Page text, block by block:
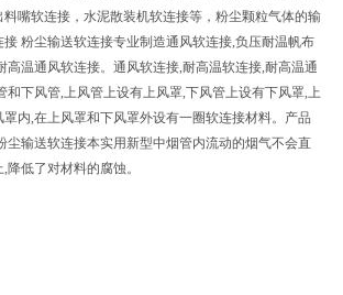
嘴软连接，水泥散装机软连接等，粉尘颗粒气体的输
粉尘输送软连接专业制造通风软连接,负压耐温帆布
高温通风软连接。通风软连接,耐高温软连接,耐高温通
和下风管,上风管上设有上风罩,下风管上设有下风罩,上
罩内,在上风罩和下风罩外设有一圈软连接材料。产品
尘输送软连接本实用新型中烟管内流动的烟气不会直
低了对材料的腐蚀。